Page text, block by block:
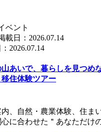
ベント
載日：2026.07.14
2026.07.14
あいで、暮らしを見つめ
移住体験ツアー
、自然・農業体験、住ま
心に合わせた＂あなただけ